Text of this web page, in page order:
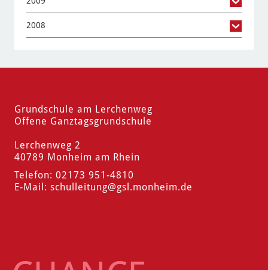
2008
Grundschule am Lerchenweg
Offene Ganztagsgrundschule
Lerchenweg 2
40789 Monheim am Rhein
Telefon: 02173 951-4810
E-Mail: schulleitung@gsl.monheim.de